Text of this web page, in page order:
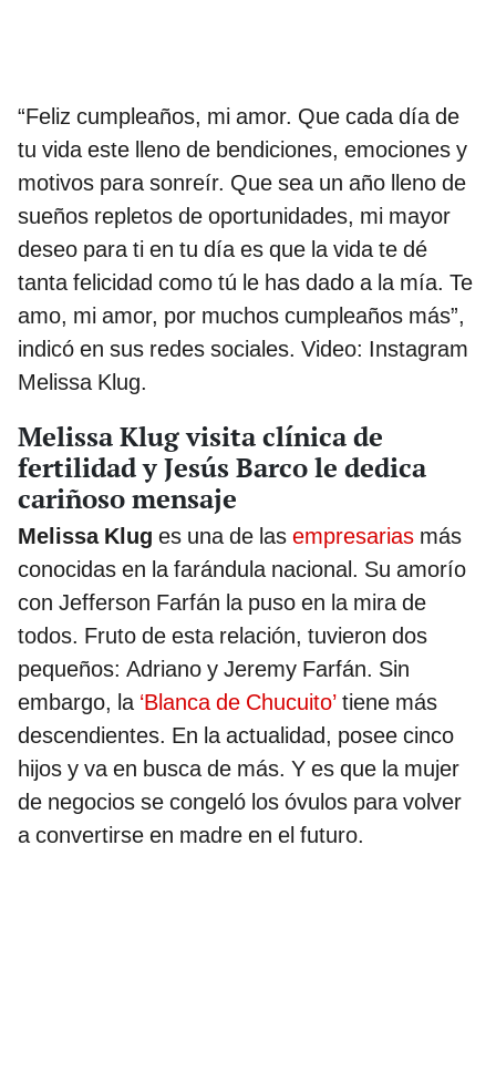
“Feliz cumpleaños, mi amor. Que cada día de
tu vida este lleno de bendiciones, emociones y
motivos para sonreír. Que sea un año lleno de
sueños repletos de oportunidades, mi mayor
deseo para ti en tu día es que la vida te dé
tanta felicidad como tú le has dado a la mía. Te
amo, mi amor, por muchos cumpleaños más”,
indicó en sus redes sociales. Video: Instagram
Melissa Klug.
Melissa Klug visita clínica de
fertilidad y Jesús Barco le dedica
cariñoso mensaje
Melissa Klug es una de las empresarias más
conocidas en la farándula nacional. Su amorío
con Jefferson Farfán la puso en la mira de
todos. Fruto de esta relación, tuvieron dos
pequeños: Adriano y Jeremy Farfán. Sin
embargo, la ‘Blanca de Chucuito’ tiene más
descendientes. En la actualidad, posee cinco
hijos y va en busca de más. Y es que la mujer
de negocios se congeló los óvulos para volver
a convertirse en madre en el futuro.